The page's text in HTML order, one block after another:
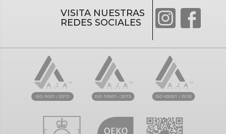
VISITA NUESTRAS
REDES SOCIALES